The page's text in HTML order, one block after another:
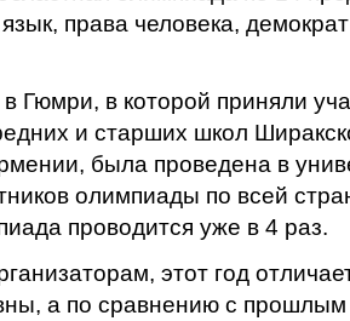
права человека,
Гюмри, в которой приняли
и старших школ
была проведена в
олимпиады по всей
проводится уже в 4 раз.
этот год
а по сравнению с прошлым